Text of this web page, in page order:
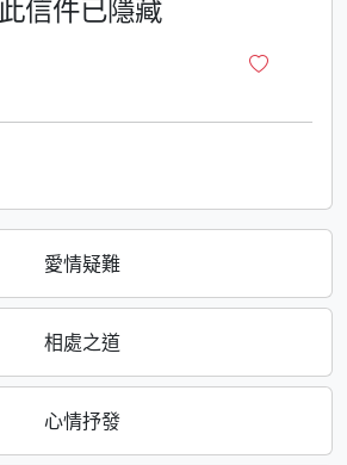
愛情疑難
相處之道
心情抒發
此信件已隱藏